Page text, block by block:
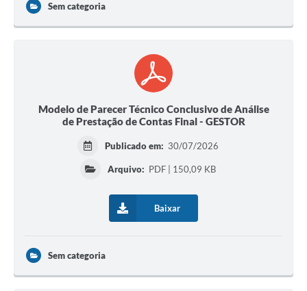
Sem categoria
Modelo de Parecer Técnico Conclusivo de Análise
de Prestação de Contas Final - GESTOR
Publicado em: 30/07/2026
Arquivo: PDF | 150,09 KB
Baixar
Sem categoria